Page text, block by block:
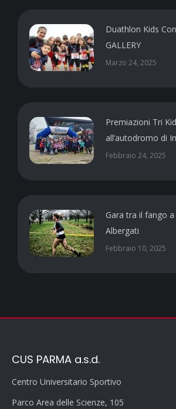
Duathlon Kids
GALLERY
Marzo 24, 2025
Premiazioni Tri
all’autodromo di
Febbraio 24, 2025
Gara tra il fango
Albergati
Febbraio 10, 2025
CUS PARMA a.s.d.
Centro Universitario Sportivo
Parco Area delle Scienze, 105